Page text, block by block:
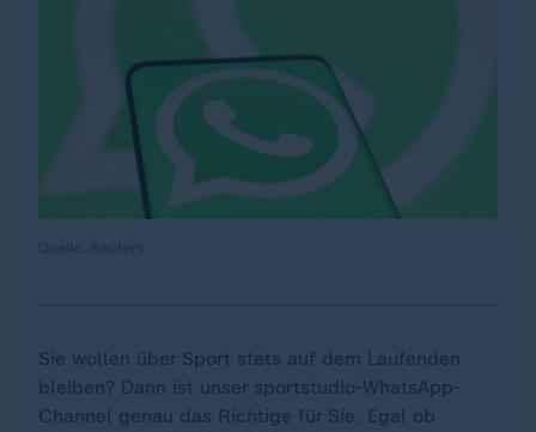
Sie wollen über Sport stets auf dem Laufenden
bleiben? Dann ist unser sportstudio-WhatsApp-
Channel genau das Richtige für Sie. Egal ob